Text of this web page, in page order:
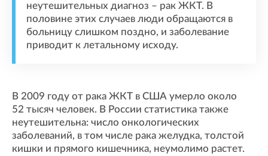
неутешительных диагноз – рак ЖКТ. В
половине этих случаев люди обращаются в
больницу слишком поздно, и заболевание
приводит к летальному исходу.
В 2009 году от рака ЖКТ в США умерло около
52 тысяч человек. В России статистика также
неутешительна: число онкологических
заболеваний, в том числе рака желудка, толстой
кишки и прямого кишечника, неумолимо растет.